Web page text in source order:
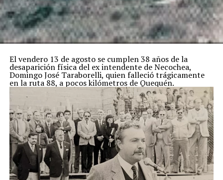
El vendero 13 de agosto se cumplen 38 años de la
desaparición física del ex intendente de Necochea,
Domingo José Taraborelli, quien falleció trágicamente
en la ruta 88, a pocos kilómetros de Quequén.